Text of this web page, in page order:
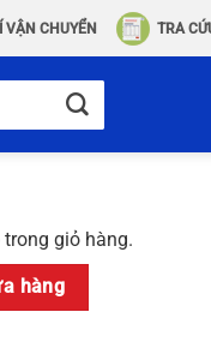
VẬN CHUYỂN TRA
giỏ hàng.
hàng